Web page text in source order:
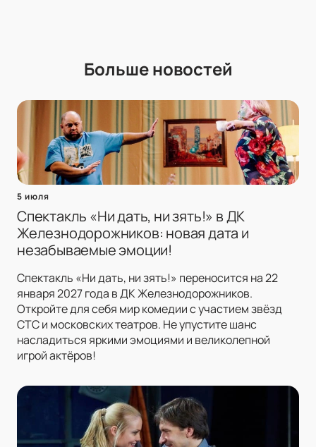
Больше новостей
5 июля
Спектакль «Ни дать, ни зять!» в ДК
Железнодорожников: новая дата и
незабываемые эмоции!
Спектакль «Ни дать, ни зять!» переносится на 22
января 2027 года в ДК Железнодорожников.
Откройте для себя мир комедии с участием звёзд
СТС и московских театров. Не упустите шанс
насладиться яркими эмоциями и великолепной
игрой актёров!